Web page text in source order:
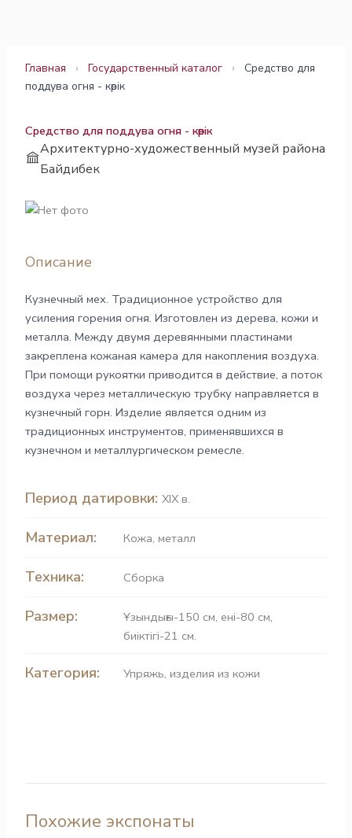
Главная › Государственный каталог ›
Средство для
поддува огня - көрік
Средство для поддува огня - көрік
Архитектурно-художественный музей района
Байдибек
Описание
Кузнечный мех. Традиционное устройство для
усиления горения огня. Изготовлен из дерева, кожи и
металла. Между двумя деревянными пластинами
закреплена кожаная камера для накопления воздуха.
При помощи рукоятки приводится в действие, а поток
воздуха через металлическую трубку направляется в
кузнечный горн. Изделие является одним из
традиционных инструментов, применявшихся в
кузнечном и металлургическом ремесле.
Период датировки: XIX в.
Материал: Кожа,металл
Техника: Сборка
Размер:
Ұзындығы-150 см, ені-80 см,
биіктігі-21 см.
Категория: Упряжь, изделия из кожи
Похожие экспонаты